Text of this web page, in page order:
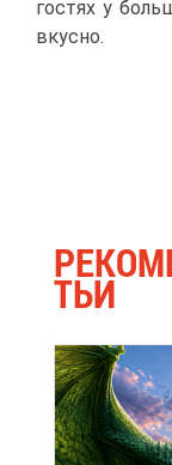
го­стях у
вкус­но.
ТЬИ